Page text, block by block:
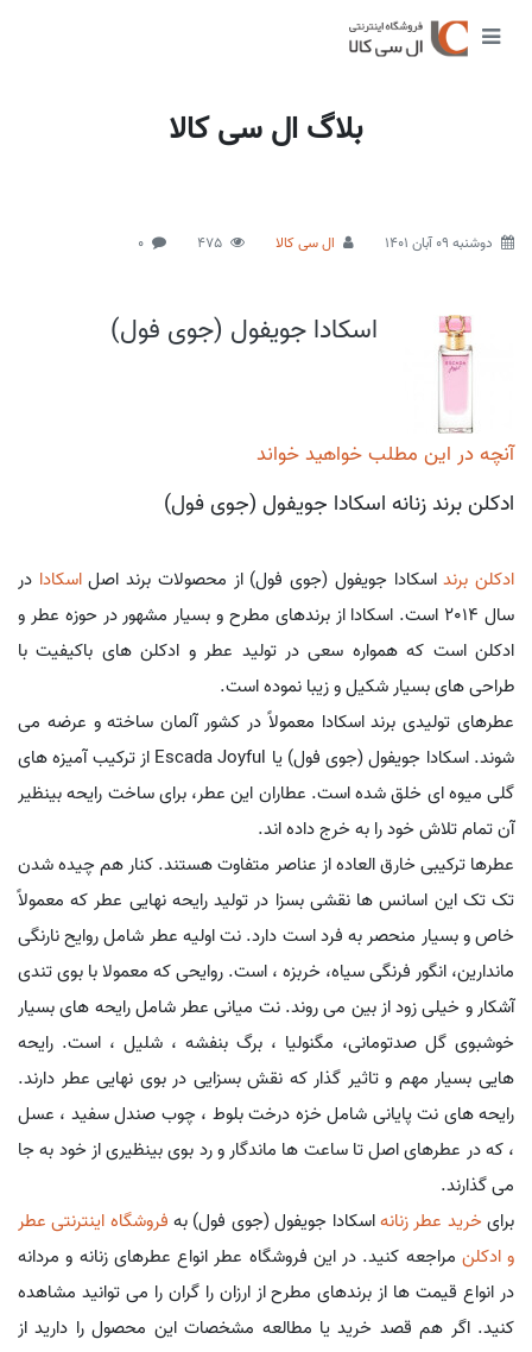
بلاگ ال سی کالا
دوشنبه 09 آبان 1401 ال سی کالا 475
0
اسکادا جویفول (جوی فول)
آنچه در این مطلب خواهید خواند
ادکلن برند زنانه اسکادا جویفول (جوی فول)
ادکلن برنداسکادا جویفول (جوی فول) از محصولات برند اصلاسکادا در
سال 2014 است. اسکادا از برندهای مطرح و بسیار مشهور در حوزه عطر و
ادکلن است که همواره سعی در تولید عطر و ادکلن های باکیفیت با
طراحی های بسیار شکیل و زیبا نموده است.
عطرهای تولیدی برند اسکادا معمولاً در کشور آلمان ساخته و عرضه می
شوند. اسکادا جویفول (جوی فول) یا Escada Joyful از ترکیب آمیزه های
گلی میوه ای خلق شده است. عطاران این عطر، برای ساخت رایحه بینظیر
آن تمام تلاش خود را به خرج داده اند.
عطرها ترکیبی خارق العاده از عناصر متفاوت هستند. کنار هم چیده شدن
تک تک این اسانس ها نقشی بسزا در تولید رایحه نهایی عطر که معمولاً
خاص و بسیار منحصر به فرد است دارد. نت اولیه عطر شامل روایح نارنگی
ماندارین، انگور فرنگی سیاه، خربزه ، است. روایحی که معمولا با بوی تندی
آشکار و خیلی زود از بین می روند. نت میانی عطر شامل رایحه های بسیار
خوشبوی گل صدتومانی، مگنولیا ، برگ بنفشه ، شلیل ، است. رایحه
هایی بسیار مهم و تاثیر گذار که نقش بسزایی در بوی نهایی عطر دارند.
رایحه های نت پایانی شامل خزه درخت بلوط ، چوب صندل سفید ، عسل
، که در عطرهای اصل تا ساعت ها ماندگار و رد بوی بینظیری از خود به جا
می گذارند.
برایخرید عطر زنانهاسکادا جویفول (جوی فول) به فروشگاه اینترنتی عطر
و ادکلن مراجعه کنید. در این فروشگاه عطر انواع عطرهای زنانه و مردانه
در انواع قیمت ها از برندهای مطرح از ارزان را گران را می توانید مشاهده
کنید. اگر هم قصد خرید یا مطالعه مشخصات این محصول را دارید از